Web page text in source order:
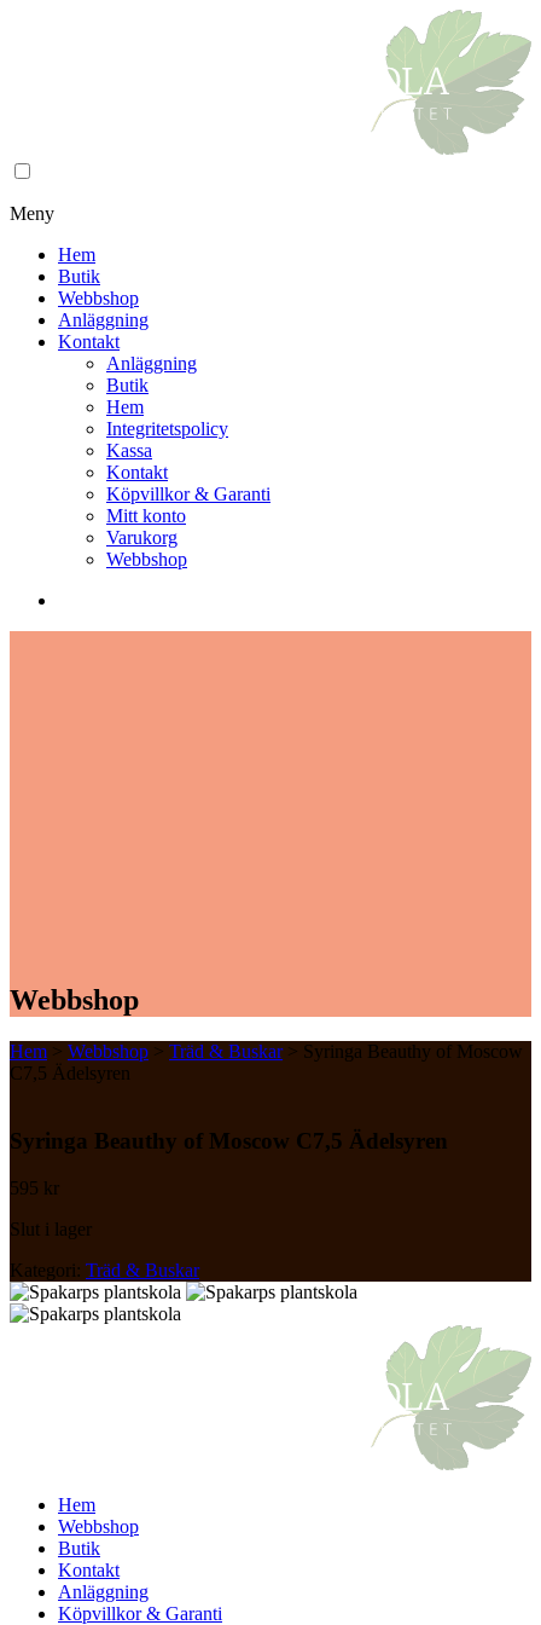
Meny
Hem
Butik
Webbshop
Anläggning
Kontakt
Anläggning
Butik
Hem
Integritetspolicy
Kassa
Kontakt
Köpvillkor & Garanti
Mitt konto
Varukorg
Webbshop
Webbshop
Hem > Webbshop > Träd & Buskar> Syringa Beauthy of Moscow
C7,5 Ädelsyren
Syringa Beauthy of Moscow C7,5 Ädelsyren
595 kr
Slut i lager
Kategori: Träd & Buskar
Hem
Webbshop
Butik
Kontakt
Anläggning
Köpvillkor & Garanti